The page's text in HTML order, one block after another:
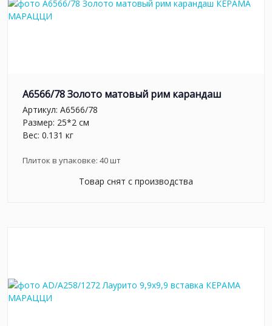
A6566/78 Золото матовый рим карандаш
Артикул: A6566/78
Размер: 25*2 см
Вес: 0.131 кг
Плиток в упаковке: 40шт
Товар снят с производства